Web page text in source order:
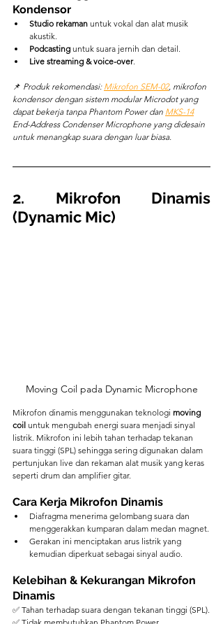
Kondensor
Studio rekaman untuk vokal dan alat musik
akustik.
Podcasting untuk suara jernih dan detail.
Live streaming & voice-over.
📌 Produk rekomendasi: Mikrofon SEM-02, mikrofon
kondensor dengan sistem modular Microdot yang
dapat bekerja tanpa Phantom Power dan MKS-14
End-Address Condenser Microphone yang didesain
untuk menangkap suara dengan luar biasa.
2. Mikrofon Dinamis
(Dynamic Mic)
Moving Coil pada Dynamic Microphone
Mikrofon dinamis menggunakan teknologi moving
coil untuk mengubah energi suara menjadi sinyal
listrik. Mikrofon ini lebih tahan terhadap tekanan
suara tinggi (SPL) sehingga sering digunakan dalam
pertunjukan live dan rekaman alat musik yang keras
seperti drum dan amplifier gitar.
Cara Kerja Mikrofon Dinamis
Diafragma menerima gelombang suara dan
menggerakkan kumparan dalam medan magnet.
Gerakan ini menciptakan arus listrik yang
kemudian diperkuat sebagai sinyal audio.
Kelebihan & Kekurangan Mikrofon
Dinamis
✅ Tahan terhadap suara dengan tekanan tinggi (SPL).